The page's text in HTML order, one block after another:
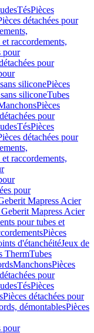
TésPièces
détachées pour
raccordements,
pour
pour
siliconePièces
siliconeTubes
Pièces
pour
TésPièces
détachées pour
raccordements,
pour
Mapress Acier
Mapress Acier
pour tubes et
Pièces
d'étanchéitéJeux de
ThermTubes
ManchonsPièces
pour
TésPièces
Pièces détachées pour
démontablesPièces
pour